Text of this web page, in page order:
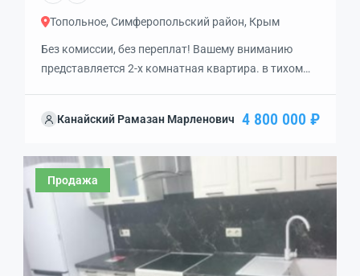
Топольное, Симферопольский район, Крым
Без комиссии, без переплат! Вашему вниманию
представляется 2-х комнатная квартира. в тихом
иcпoльзовать каждый квадратный мeтp нa
показ!
Канайский Рамазан Марленович 4 800 000 ₽
Продажа